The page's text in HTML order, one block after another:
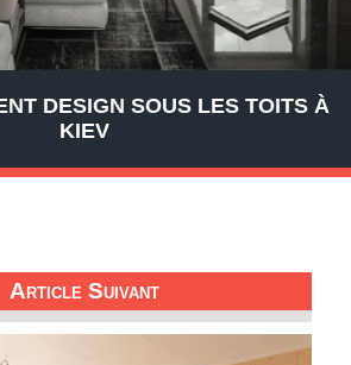
DESIGN SOUS LES TOITS À
KIEV
Article Suivant